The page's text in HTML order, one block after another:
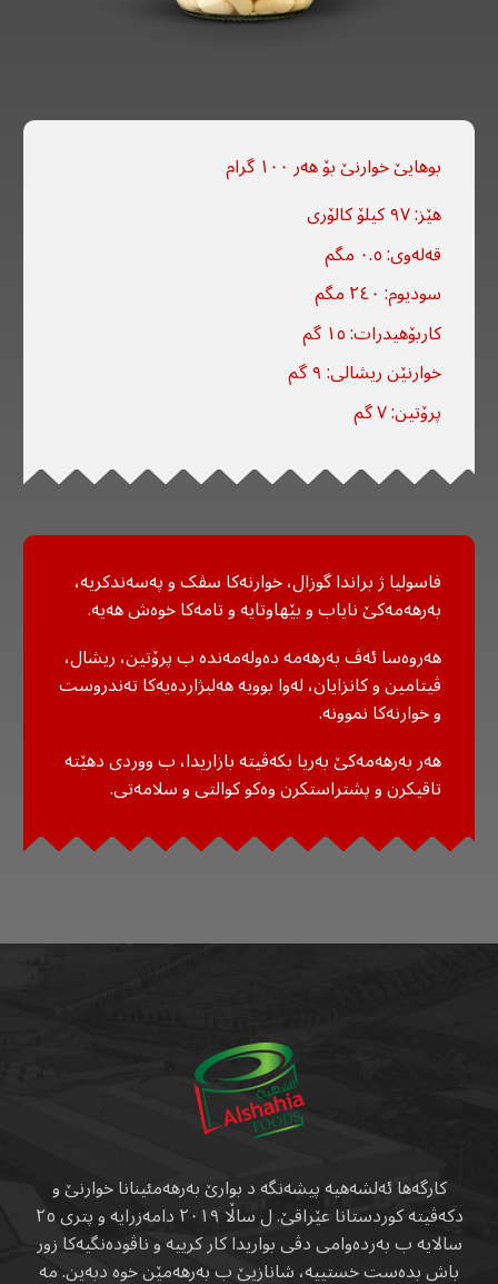
بوهایێ خوارنێ بۆ هەر ١٠٠ گرام
هێز: ٩٧ کیلۆ کالۆری
قەلەوی: ٠.٥ مگم
سودیوم: ٢٤٠ مگم
کاربۆهیدرات: ١٥ گم
خوارنێن ریشالی: ٩ گم
پرۆتین: ٧ گم
فاسولیا ژ براندا گوزال، خوارنەکا سڤک و پەسەندکریە،
بەرهەمەکێ نایاب و بێهاوتایە و تامەکا خوەش هەیە.
هەروەسا ئەڤ بەرهەمە دەولەمەندە ب پرۆتین، ریشال،
ڤیتامین و کانزایان، لەوا بوویە هەلبژاردەیەکا تەندروست
و خوارنەکا نموونە.
هەر بەرهەمەکێ بەریا بکەڤیتە بازاریدا، ب ووردی دهێتە
تاقیکرن و پشتراستکرن وەکو کوالتی و سلامەتی.
کارگەها ئەلشەهیە پیشەنگە د بوارێ بەرهەمئینانا خوارنێ و
دکەڤیتە کوردستانا عێراقێ. ل ساڵا ٢٠١٩ دامەزرایە و پتری ٢٥
سالایە ب بەردەوامی دڤی بواریدا کار کرییە و ناڤودەنگیەکا زور
باش بدەست خستییە، شانازیێ ب بەرهەمێن خوە دبەین. مە